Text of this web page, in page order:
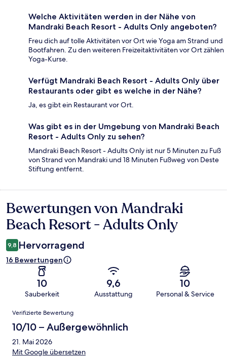
Welche Aktivitäten werden in der Nähe von
Mandraki Beach Resort - Adults Only angeboten?
Freu dich auf tolle Aktivitäten vor Ort wie Yoga am Strand und
Bootfahren. Zu den weiteren Freizeitaktivitäten vor Ort zählen
Yoga-Kurse.
Verfügt Mandraki Beach Resort - Adults Only über
Restaurants oder gibt es welche in der Nähe?
Ja, es gibt ein Restaurant vor Ort.
Was gibt es in der Umgebung von Mandraki Beach
Resort - Adults Only zu sehen?
Mandraki Beach Resort - Adults Only ist nur 5 Minuten zu Fuß
von Strand von Mandraki und 18 Minuten Fußweg von Deste
Stiftung entfernt.
Bewertungen
Bewertungen von Mandraki
Beach Resort - Adults Only
9,8 Hervorragend
16 Bewertungen
10
Sauberkeit
9,6
Ausstattung
10
Personal & Service
Bewertungen
Verifizierte Bewertung
10/10 – Außergewöhnlich
21. Mai 2026
Mit Google übersetzen